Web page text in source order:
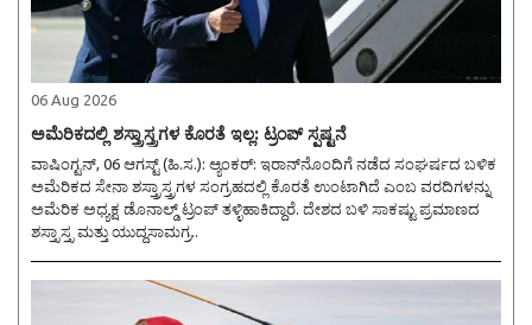
06 Aug 2026
ಅಮೆರಿಕದಲ್ಲಿ ಶಸ್ತ್ರಾಸ್ತ್ರಗಳ ಕೊರತೆ ಇಲ್ಲ: ಟ್ರಂಪ್ ಸ್ಪಷ್ಟನೆ
ವಾಷಿಂಗ್ಟನ್, 06 ಆಗಸ್ಟ್ (ಹಿ.ಸ.): ಆ್ಯಂಕರ್: ಇರಾನ್‌ನೊಂದಿಗೆ ನಡೆದ ಸಂಘರ್ಷದ ಬಳಿಕ
ಅಮೆರಿಕದ ಸೇನಾ ಶಸ್ತ್ರಾಸ್ತ್ರಗಳ ಸಂಗ್ರಹದಲ್ಲಿ ಕೊರತೆ ಉಂಟಾಗಿದೆ ಎಂಬ ವರದಿಗಳನ್ನು
ಅಮೆರಿಕ ಅಧ್ಯಕ್ಷ ಡೊನಾಲ್ಡ್ ಟ್ರಂಪ್ ತಳ್ಳಿಹಾಕಿದ್ದಾರೆ. ದೇಶದ ಬಳಿ ಸಾಕಷ್ಟು ಪ್ರಮಾಣದ
ಶಸ್ತ್ರಾಸ್ತ್ರ ಮತ್ತು ಯುದ್ಧಸಾಮಗ್ರ..